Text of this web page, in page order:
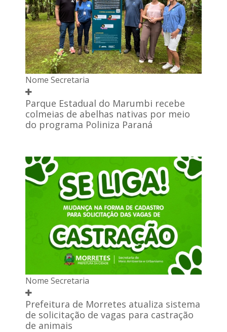
Nome Secretaria
Parque Estadual do Marumbi recebe
colmeias de abelhas nativas por meio
do programa Poliniza Paraná
Nome Secretaria
Prefeitura de Morretes atualiza sistema
de solicitação de vagas para castração
de animais